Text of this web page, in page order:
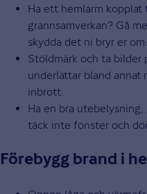
Ha ett hemlarm
grannsamverkan? Gå
skydda det ni bryr er om.
Stöldmärk och ta
underlättar bland annat
inbrott.
Ha en bra
täck inte fönster och
Förebygg brand i